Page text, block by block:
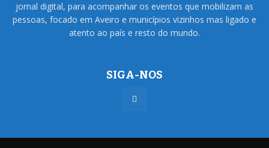
jornal digital, para acompanhar os eventos que mobilizam as
pessoas, focado em Aveiro e municípios vizinhos mas ligado e
atento ao país e resto do mundo.
SIGA-NOS